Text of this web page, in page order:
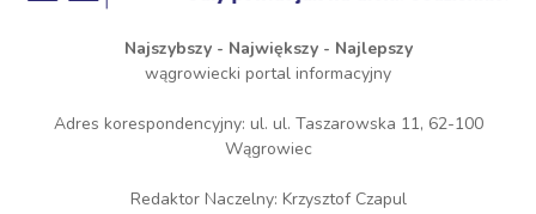
Najszybszy - Największy - Najlepszy
wągrowiecki portal informacyjny
Adres korespondencyjny: ul. ul. Taszarowska 11, 62-100
Wągrowiec
Redaktor Naczelny: Krzysztof Czapul